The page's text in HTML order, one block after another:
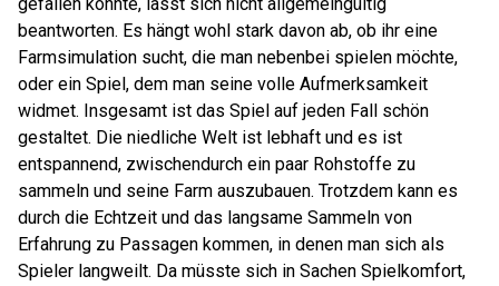
beantworten. Es hängt wohl stark davon ab, ob ihr eine
Farmsimulation sucht, die man nebenbei spielen möchte,
oder ein Spiel, dem man seine volle Aufmerksamkeit
widmet. Insgesamt ist das Spiel auf jeden Fall schön
gestaltet. Die niedliche Welt ist lebhaft und es ist
entspannend, zwischendurch ein paar Rohstoffe zu
sammeln und seine Farm auszubauen. Trotzdem kann es
durch die Echtzeit und das langsame Sammeln von
Erfahrung zu Passagen kommen, in denen man sich als
Spieler langweilt. Da müsste sich in Sachen Spielkomfort,